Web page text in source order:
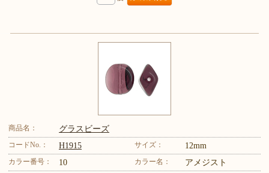
商品名： グラスビーズ
コードNo.： H1915 サイズ： 12mm
カラー番号： 10 カラー名： アメジスト